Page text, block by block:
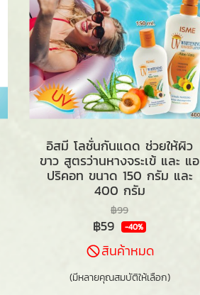
อิสมี โลชั่นกันแดด ช่วยให้ผิว
ขาว สูตรว่านหางจระเข้ และ แอ
ปริคอท ขนาด 150 กรัม และ
400 กรัม
฿99
฿59 -40%
สินค้าหมด
(มีหลายคุณสมบัติให้เลือก)